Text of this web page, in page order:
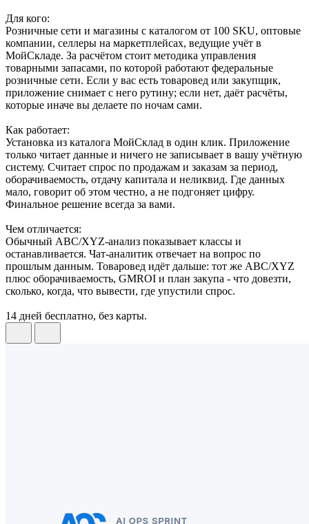
Для кого:
Розничные сети и магазины с каталогом от 100 SKU, оптовые
компании, селлеры на маркетплейсах, ведущие учёт в
МойСкладе. За расчётом стоит методика управления
товарными запасами, по которой работают федеральные
розничные сети. Если у вас есть товаровед или закупщик,
приложение снимает с него рутину; если нет, даёт расчёты,
которые иначе вы делаете по ночам сами.
Как работает:
Установка из каталога МойСклад в один клик. Приложение
только читает данные и ничего не записывает в вашу учётную
систему. Считает спрос по продажам и заказам за период,
оборачиваемость, отдачу капитала и неликвид. Где данных
мало, говорит об этом честно, а не подгоняет цифру.
Финальное решение всегда за вами.
Чем отличается:
Обычный ABC/XYZ-анализ показывает классы и
останавливается. Чат-аналитик отвечает на вопрос по
прошлым данным. Товаровед идёт дальше: тот же ABC/XYZ
плюс оборачиваемость, GMROI и план закупа - что довезти,
сколько, когда, что вывести, где упустили спрос.
14 дней бесплатно, без карты.